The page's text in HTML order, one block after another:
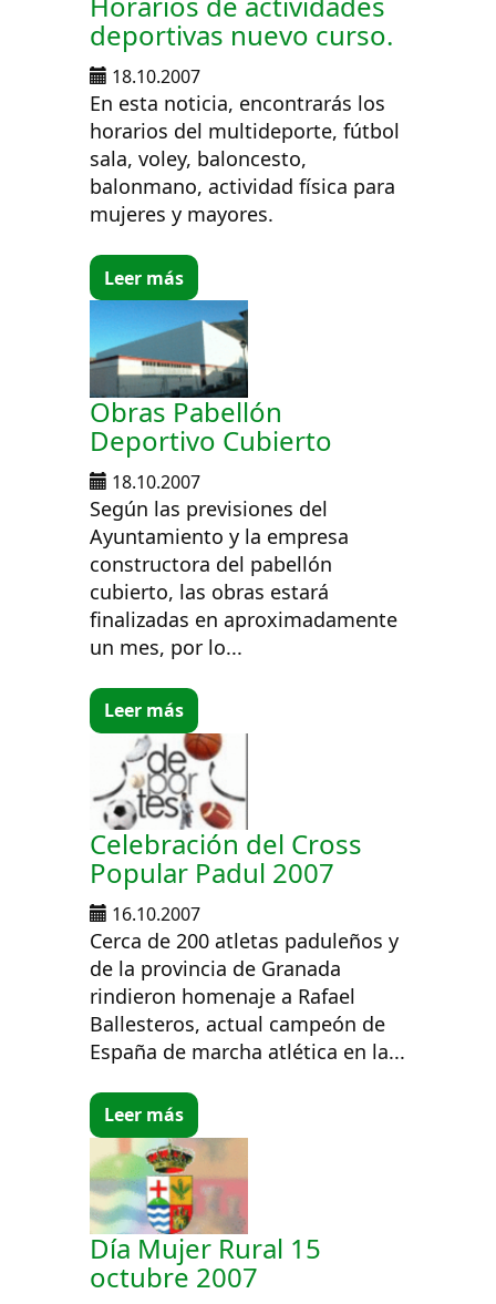
deportivas nuevo curso.
18.10.2007
En esta noticia, encontrarás los
horarios del multideporte, fútbol
sala, voley, baloncesto,
balonmano, actividad física para
mujeres y mayores.
Leer más
Obras Pabellón
Deportivo Cubierto
18.10.2007
Según las previsiones del
Ayuntamiento y la empresa
constructora del pabellón
cubierto, las obras estará
finalizadas en aproximadamente
un mes, por lo...
Leer más
Celebración del Cross
Popular Padul 2007
16.10.2007
Cerca de 200 atletas paduleños y
de la provincia de Granada
rindieron homenaje a Rafael
Ballesteros, actual campeón de
España de marcha atlética en la...
Leer más
Día Mujer Rural 15
octubre 2007